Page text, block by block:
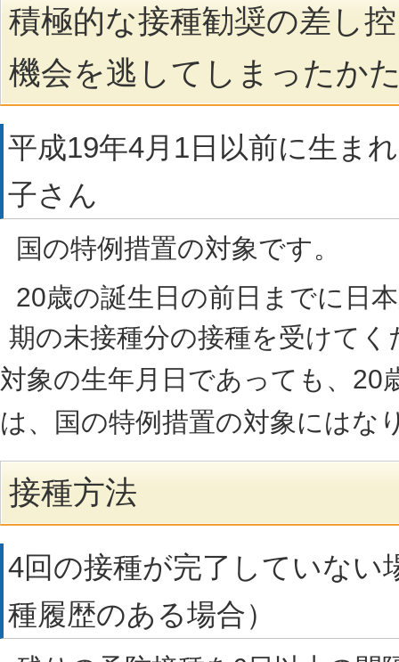
積極的な接種勧奨の差し
機会を逃してしまったか
平成19年4月1日以前に生ま
子さん
国の特例措置の対象です。
20歳の誕生日の前日までに日
期の未接種分の接種を受けてく
対象の生年月日であっても、20
は、国の特例措置の対象にはな
接種方法
4回の接種が完了していない
種履歴のある場合）